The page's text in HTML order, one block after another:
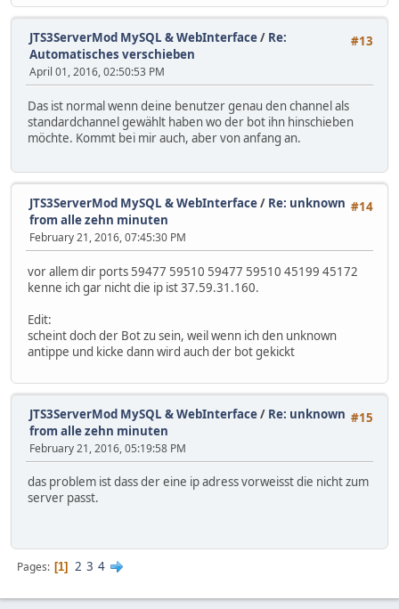
echo "TeamSpeak 3
echo $! >
else
fi
else
echo "Could not find binary,
exit 5
;;
stop)
if [ -e jtsdnsserver.pid ]; then
c=1
while [ "$c" -le 300 ];
else
done
fi
if ( kill -0 $(cat
else
echo "done"
echo "No server running
;;
#13
JTS3ServerMod MySQL & WebInterface/ Re:
Automatisches verschieben
April 01, 2016, 02:50:53 PM
Das ist normal wenn deine benutzer genau den channel als
standardchannel gewählt haben wo der bot ihn hinschieben
möchte. Kommt bei mir auch, aber von anfang an.
#14
JTS3ServerMod MySQL & WebInterface/ Re: unknown
from alle zehn minuten
February 21, 2016, 07:45:30 PM
vor allem dir ports 59477 59510 59477 59510 45199 45172
kenne ich gar nicht die ip ist 37.59.31.160.
Edit:
scheint doch der Bot zu sein, weil wenn ich den unknown
antippe und kicke dann wird auch der bot gekickt
#15
JTS3ServerMod MySQL & WebInterface/ Re: unknown
from alle zehn minuten
February 21, 2016, 05:19:58 PM
das problem ist dass der eine ip adress vorweisst die nicht zum
server passt.
Pages 1 2 3 4